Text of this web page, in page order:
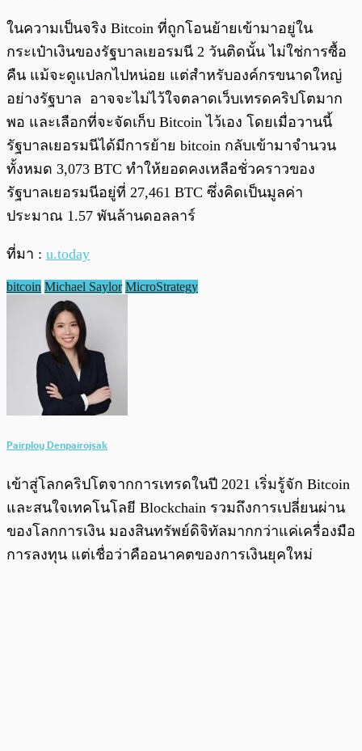
ในความเป็นจริง Bitcoin ที่ถูกโอนย้ายเข้ามาอยู่ใน
กระเป๋าเงินของรัฐบาลเยอรมนี 2 วันติดนั้น ไม่ใช่การซื้อ
คืน แม้จะดูแปลกไปหน่อย แต่สำหรับองค์กรขนาดใหญ่
อย่างรัฐบาล อาจจะไม่ไว้ใจตลาดเว็บเทรดคริปโตมาก
พอ และเลือกที่จะจัดเก็บ Bitcoin ไว้เอง โดยเมื่อวานนี้
รัฐบาลเยอรมนีได้มีการย้าย bitcoin กลับเข้ามาจำนวน
ทั้งหมด 3,073 BTC ทำให้ยอดคงเหลือชั่วคราวของ
รัฐบาลเยอรมนีอยู่ที่ 27,461 BTC ซึ่งคิดเป็นมูลค่า
ประมาณ 1.57 พันล้านดอลลาร์
ที่มา : u.today
bitcoin Michael Saylor MicroStrategy
Pairploy Denpairojsak
เข้าสู่โลกคริปโตจากการเทรดในปี 2021 เริ่มรู้จัก Bitcoin
และสนใจเทคโนโลยี Blockchain รวมถึงการเปลี่ยนผ่าน
ของโลกการเงิน มองสินทรัพย์ดิจิทัลมากกว่าแค่เครื่องมือ
การลงทุน แต่เชื่อว่าคืออนาคตของการเงินยุคใหม่